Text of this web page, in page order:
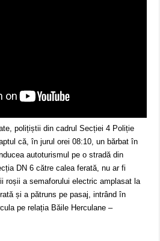
polițiștii din cadrul Secției 4 Poliție
că, în jurul orei 08:10, un bărbat în
autoturismul pe o stradă din
DN 6 către calea ferată, nu ar fi
roșii a semaforului electric amplasat la
și a pătruns pe pasaj, intrând în
pe relația Băile Herculane –